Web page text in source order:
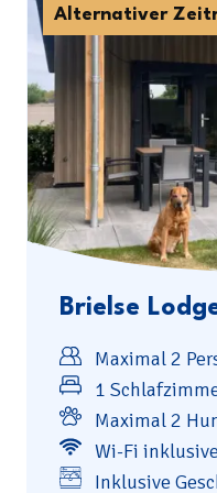
Alternativer
Brielse
Maximal 2
1
Maximal 2
Wi-Fi inklusive
Inklusive